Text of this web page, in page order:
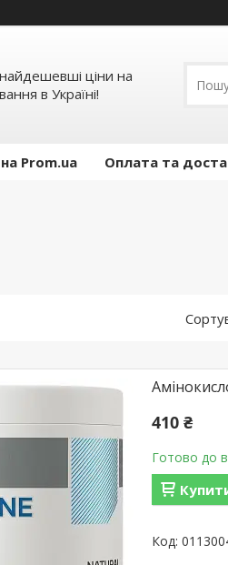
ціни на
в Україні!
Prom.ua Оплата та
410 ₴
Готово до